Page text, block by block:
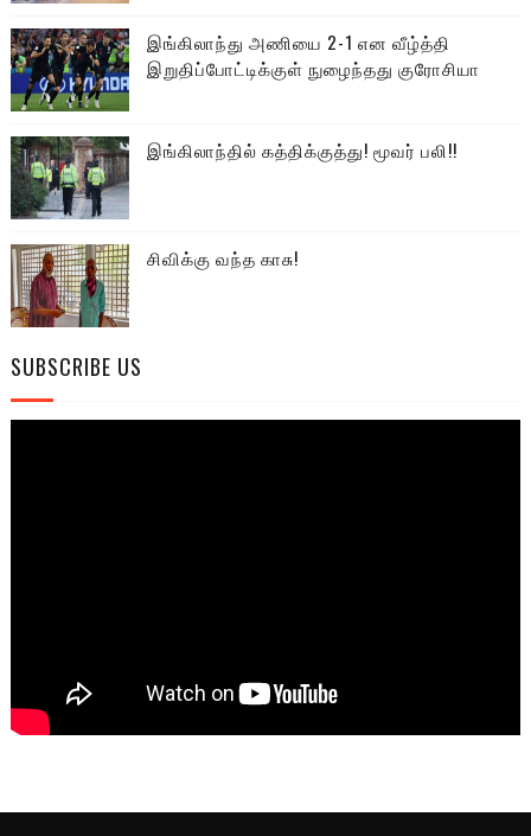
இங்கிலாந்து அணியை 2-1 என வீழ்த்தி
இறுதிப்போட்டிக்குள் நுழைந்தது குரோசியா
இங்கிலாந்தில் கத்திக்குத்து! மூவர் பலி!!
சிவிக்கு வந்த காசு!
SUBSCRIBE US